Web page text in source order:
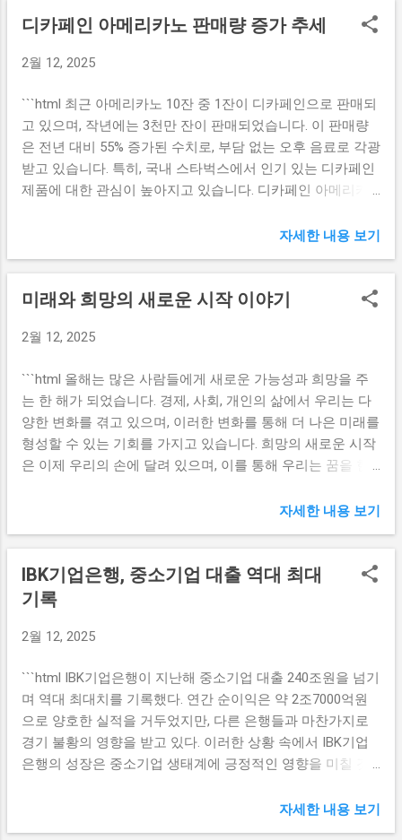
안전하게 정보에 접근할 수 있는 장점이 있습니다. 즉, 외부에
동산 투자와 관련된 민감한 정보를 안전하게 다룰 수 있도록
가 실시간으로 정보를 공유할 수 있기 때문에 각종 도표와 지
도 같은 시각적 자료가 제공됩니다. 이는 참여자들이 보다 직
관적으로 정보를 이해하고 빠르게 결정하는 데 유리합니다....
두고 있다. 특히 DB손해보험은 다양한 금융 서비스를 제공하
업 모델을 창출하려고 한다. 경북창조경제혁신센터 역시 DB
극대화하고자 한다. 양 기관의 협력은 지역 경제의 활성화뿐
만 아니라, 공공기관과 민간기업 간의 협력 모델을 구축하는
데 크게 기여할 것이다. 이러한 협력 모델은 향후 다른 지역에
서도 활용될 수 있는 가치 있는 사례로 자리잡을 것으로 기대
된다. DB손해보험은 이번 MOU 체결을 통해 경북창조경제혁
혁신을 바탕으로 지속적인 성장을 이루겠다는 의지를 보이고
있다. 이는 DB손해보험의 경쟁력을 한층 높이는 계기가 될 것
한 협력 모델을 시도할 예정이다. 오픈이노베이션을 통한 혁
업 간의 협력뿐만 아니라 외부 자원과의 통합을 통해 혁신을
협업을 통해 디지털 혁신을 가속화하고, 고객 맞춤형 서비스
를 개발하는 데 중점을 두고 있다. 특히, 양 기관은 데이터 분
석 및 AI 기술 활용을 통해 더 나은 금융 서비스를 제공하고자
한다. DB손해보험은 빅데이터와 인공지...
디카페인 아메리카노 판매량 증가 추세
2월 12, 2025
```html 최근 아메리카노 10잔 중 1잔이 디카페인으로 판매되
고 있으며, 작년에는 3천만 잔이 판매되었습니다. 이 판매량
은 전년 대비 55% 증가된 수치로, 부담 없는 오후 음료로 각광
받고 있습니다. 특히, 국내 스타벅스에서 인기 있는 디카페인
제품에 대한 관심이 높아지고 있습니다. 디카페인 아메리카
꾸준한 인기를 얻고 있으며, 그 판매량은 눈에 띄게 증가하고
우며, 전년 대비 55%라는 놀라운 성장을 이루었습니다. 이러
한 성장은 여러 요인에 기인하고 있으며, 각각 살펴보자면 다
패턴이 디카페인 제품의 소비를 증가시키고 있습니다. 카페
인이 될 수 있다는 연구 결과가 잇따르면서, 많은 소비자들이
카페인을 피한 대안 음료를 찾고 있는 점이 주효했습니다. 게
다가, 많은 카페들이 카페인이 없는 음료 옵션을 강화하고, 이
를 통해 고객의 선택지를 넓히고 있습니다. 둘째, 디카페인 아
메리카노는 일상생활에서 부담 없이 즐길 수 있는 특성을 가
고 싶어 하는 소비자들이 많아지면서, 디카페인 제품이 더욱
인기를 끌고 있습니다. 특히, 저녁이나 늦은 오후에도 커피를
다. 이를 통해 디카페인 아메리카노는 소비자들과의 소통을
강화하고, 다양한 이벤트를 진행하여 제품 홍보에 힘쓰고 있
매량이 높은 것도 주요 요인입니다. 스타벅스는 디카페인 선
음료를 제공하고 있습니다. 이러한 접근은 소비자들에게 브
랜드에 대한 충성도를 높이는 데 기여하고 있으며, 결과적으
로 판매량 상승으로 이어지고 있...
자세한 내용 보기
미래와 희망의 새로운 시작 이야기
2월 12, 2025
```html 올해는 많은 사람들에게 새로운 가능성과 희망을 주
는 한 해가 되었습니다. 경제, 사회, 개인의 삶에서 우리는 다
양한 변화를 겪고 있으며, 이러한 변화를 통해 더 나은 미래를
형성할 수 있는 기회를 가지고 있습니다. 희망의 새로운 시작
은 이제 우리의 손에 달려 있으며, 이를 통해 우리는 꿈을 현
하고 있는 포스트 팬데믹 시대는 많은 도전과 기회를 함께 가
것은 우리의 의무이자 도전입니다. 특히, 혁신적인 기술의 발
전은 우리의 일상과 업무 방식에 큰 영향을 미치고 있습니다.
우리는 과거의 실패로부터 배우고, 새로운 기술을 통해 더 나
들어, 인공지능(AI)과 머신러닝 기술은 많은 산업에서 효율성
과 자동화를 통해 기업의 생산성을 향상시키고 있습니다. 이
러한 변화는 단순히 기업의 성장을 넘어 개인의 삶에도 큰 변
화를 가져옵니다. 따라서 우리는 이러한 기술을 이해하고, 이
를 활용할 수 있는 방안을 모색해야 합니다. 또한, 지속 가능
한 개발은 미래에 대한 우리의 비전을 뒷받침하고 있습니다.
문제입니다. 현대 사회는 이러한 문제를 해결하기 위해 다양
한 대안을 제시하고 있습니다. 친환경 에너지와 재활용 시스
자세한 내용 보기
IBK기업은행, 중소기업 대출 역대 최대
기록
2월 12, 2025
```html IBK기업은행이 지난해 중소기업 대출 240조원을 넘기
며 역대 최대치를 기록했다. 연간 순이익은 약 2조7000억원
으로 양호한 실적을 거두었지만, 다른 은행들과 마찬가지로
경기 불황의 영향을 받고 있다. 이러한 상황 속에서 IBK기업
은행의 성장은 중소기업 생태계에 긍정적인 영향을 미칠 것
은 최근 몇 년간 지속적인 성장을 보여왔으며, 지난해의 경우
자세한 내용 보기